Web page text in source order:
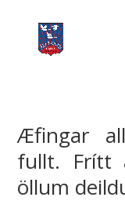
Æfingar
fullt. Frítt
öllum